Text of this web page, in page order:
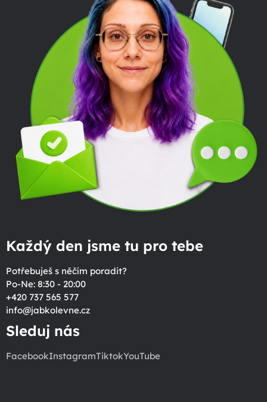
Každý den jsme tu pro tebe
Potřebuješ s něčím poradit?
Po-Ne: 8:30 - 20:00
+420 737 565 577
info@jabkolevne.cz
Sleduj nás
FacebookInstagramTiktokYouTube